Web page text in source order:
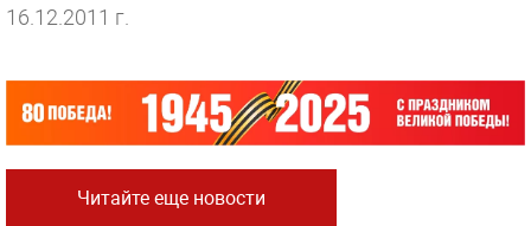
16.12.2011 г.
Читайте еще новости